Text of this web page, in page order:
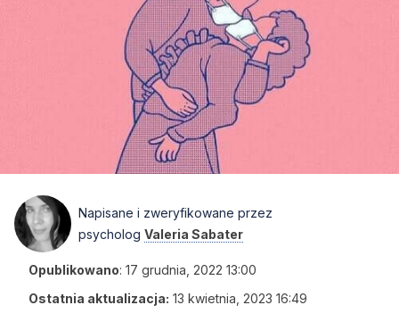
Napisane i zweryfikowane przez
psycholog Valeria Sabater
Opublikowano: 17 grudnia, 2022 13:00
Ostatnia aktualizacja: 13 kwietnia, 2023 16:49